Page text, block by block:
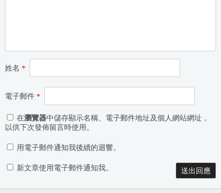
姓名 *
電子郵件 *
在瀏覽器中儲存顯示名稱、電子郵件地址及個人網站網址，
以供下次發佈留言時使用。
用電子郵件通知我後續的迴響。
新文章使用電子郵件通知我。